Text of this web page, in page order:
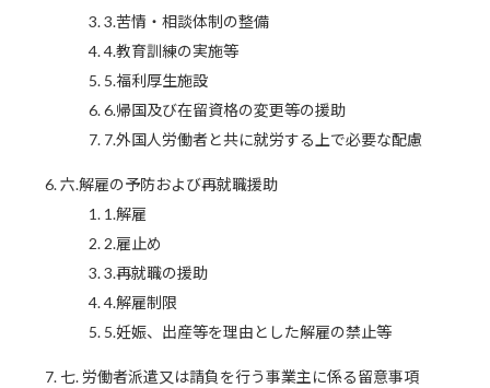
3.苦情・相談体制の整備
4.教育訓練の実施等
5.福利厚生施設
6.帰国及び在留資格の変更等の援助
7.外国人労働者と共に就労する上で必要な配慮
六.解雇の予防および再就職援助
1.解雇
2.雇止め
3.再就職の援助
4.解雇制限
5.妊娠、出産等を理由とした解雇の禁止等
七. 労働者派遣又は請負を行う事業主に係る留意事項